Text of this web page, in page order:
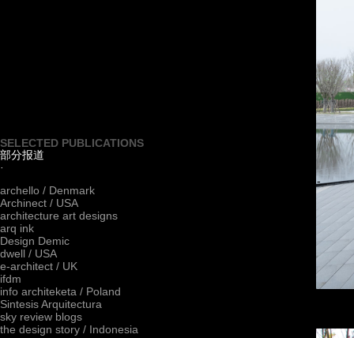
我是段落。点击这儿添加你的文字并编辑它，非常容易。-
双击进行编辑
SELECTED PUBLICATIONS
部分报道
·
archello / Denmark
Archinect / USA
architecture art designs
arq ink
Design Demic
dwell / USA
e-architect / UK
ifdm
info architeketa / Poland
Sintesis Arquitectura
sky review blogs
the design story / Indonesia